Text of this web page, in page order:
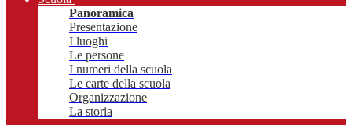
Panoramica
Presentazione
I luoghi
Le persone
I numeri della scuola
Le carte della scuola
Organizzazione
La storia